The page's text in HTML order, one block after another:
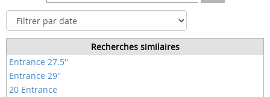
Recherches similaires
Entrance 27.5''
Entrance 29''
20 Entrance